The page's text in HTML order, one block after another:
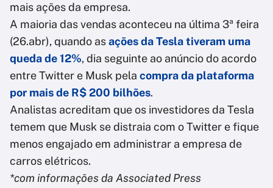
mais ações da empresa.
A maioria das vendas aconteceu na última 3ª feira
(26.abr), quando asações da Tesla tiveram uma
queda de 12%, dia seguinte ao anúncio do acordo
entre Twitter e Musk pela compra da plataforma
por mais de R$ 200 bilhões.
Analistas acreditam que os investidores da Tesla
temem que Musk se distraia com o Twitter e fique
menos engajado em administrar a empresa de
carros elétricos.
*com informações da Associated Press